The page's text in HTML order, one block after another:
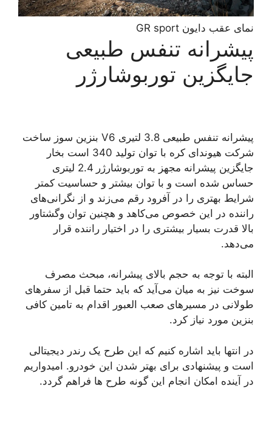
نمای عقب دایون GR sport
پیشرانه تنفس طبیعی
جایگزین توربوشارژر
پیشرانه تنفس طبیعی 3.8 لتیری V6 بنزین سوز ساخت
شرکت هیوندای کره با توان تولید 340 است بخار
جایگزین پیشرانه مجهز به توربوشارژر 2.4 لیتری
حساس شده است و با توان بیشتر و حساسیت کمتر
شرایط بهتری را در آفرود رقم می‌زند و از نگرانی‌های
راننده در این خصوص می‌کاهد و هچنین توان وگشتاور
بالا قدرت بسیار بیشتری را در اختیار راننده قرار
می‌دهد.
البته با توجه به حجم بالای پیشرانه، مبحث مصرف
سوخت نیز به میان می‌آید که باید حتما قبل از سفرهای
طولانی در مسیرهای صعب العبور اقدام به تامین کافی
بنزین مورد نیاز کرد.
در انتها باید اشاره کنیم که این طرح یک رندر دیجیتالی
است و پیشنهادی برای بهتر شدن این خودرو. امیدواریم
در آینده امکان انجام این گونه طرح ها فراهم گردد.